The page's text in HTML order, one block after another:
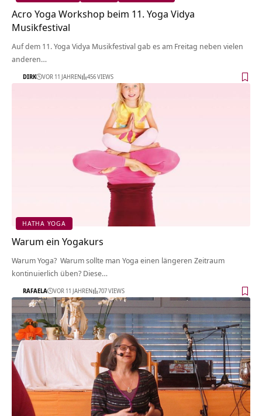
Acro Yoga Workshop beim 11. Yoga Vidya
Musikfestival
Auf dem 11. Yoga Vidya Musikfestival gab es am Freitag neben vielen
anderen…
DIRK VOR 11 JAHREN 456 VIEWS
HATHA YOGA
Warum ein Yogakurs
Warum Yoga? Warum sollte man Yoga einen längeren Zeitraum
kontinuierlich üben? Diese…
RAFAELA VOR 11 JAHREN 707 VIEWS